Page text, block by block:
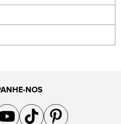
NOS
no Facebook
a gente no Instagram
Acompanhe a gente no YouTube
Acompanhe a gente no TikTok
Acompanhe a gente no